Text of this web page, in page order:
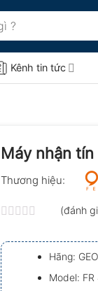
Kênh tin tức
Máy nhận tín
Thương hiệu:
xếp
hạng
0.0
5
sao
(đánh
Hãng:
Model: FR